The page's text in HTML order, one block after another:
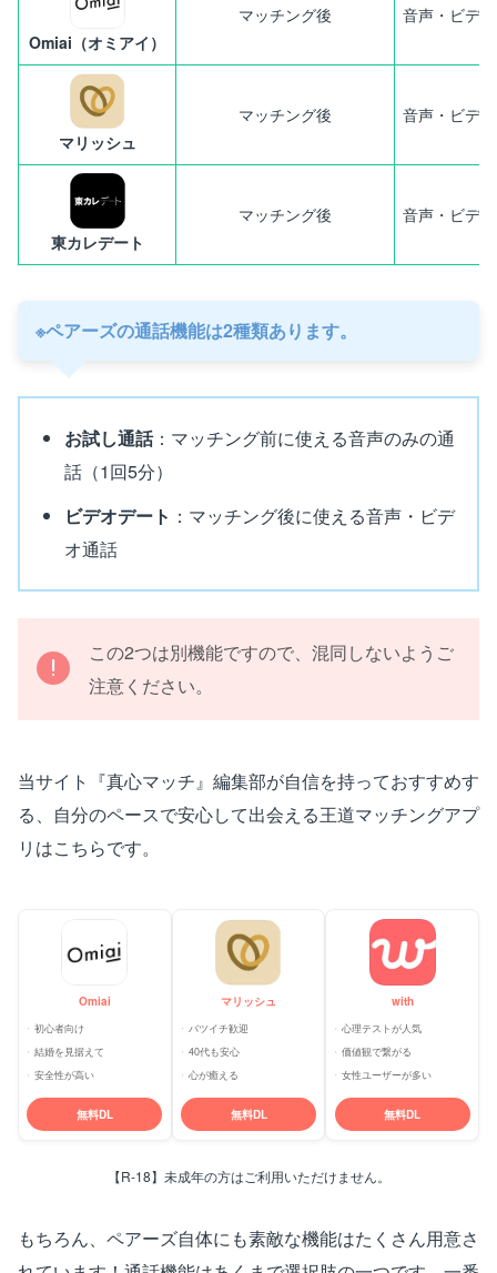
Omiai（オミアイ）
マッチング後 音声・ビデオ
マリッシュ
マッチング後 音声・ビデオ
東カレデート
マッチング後 音声・ビデオ
※ペアーズの通話機能は2種類あります。
お試し通話：マッチング前に使える音声のみの通
話（1回5分）
ビデオデート ：マッチング後に使える音声・ビデ
オ通話
この2つは別機能ですので、混同しないようご
注意ください。
当サイト『真心マッチ』編集部が自信を持っておすすめす
る、自分のペースで安心して出会える王道マッチングアプ
リはこちらです。
Omiai
初心者向け
結婚を見据えて
安全性が高い
無料DL
マリッシュ
バツイチ歓迎
40代も安心
心が癒える
無料DL
with
心理テストが人気
価値観で繋がる
女性ユーザーが多い
無料DL
【R-18】未成年の方はご利用いただけません。
もちろん、ペアーズ自体にも素敵な機能はたくさん用意さ